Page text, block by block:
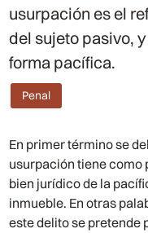
usurpación es el
del sujeto pasivo,
forma pacífica.
Penal
En primer término se
usurpación tiene como
bien jurídico de la
inmueble. En otras
este delito se pretende